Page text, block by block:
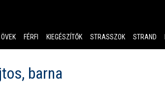
ÖVEK FÉRFI KIEGÉSZÍTŐK STRASSZOK STRAND
barna